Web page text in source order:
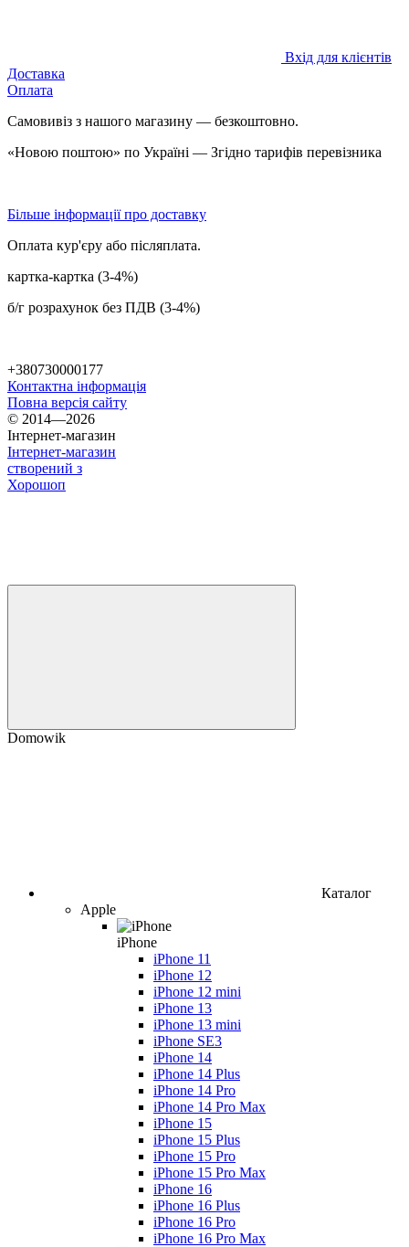
Вхід для клієнтів
Доставка
Оплата
Самовивіз з нашого магазину — безкоштовно.
«Новою поштою» по Україні — Згідно тарифів перевізника
Більше інформації про доставку
Оплата кур'єру або післяплата.
картка-картка (3-4%)
б/г розрахунок без ПДВ (3-4%)
+380730000177
Контактна інформація
Повна версія сайту
© 2014—2026
Інтернет-магазин
Інтернет-магазин
створений з
Хорошоп
Domowik
Каталог
Apple
iPhone
iPhone 11
iPhone 12
iPhone 12 mini
iPhone 13
iPhone 13 mini
iPhone SE3
iPhone 14
iPhone 14 Plus
iPhone 14 Pro
iPhone 14 Pro Max
iPhone 15
iPhone 15 Plus
iPhone 15 Pro
iPhone 15 Pro Max
iPhone 16
iPhone 16 Plus
iPhone 16 Pro
iPhone 16 Pro Max